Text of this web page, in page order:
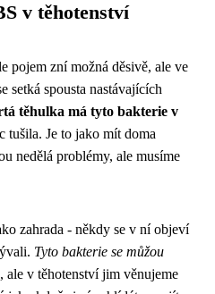
v těhotenství
pojem zní možná děsivě, ale ve
setká spousta nastávajících
těhulka má tyto bakterie v
tušila. Je to jako mít doma
nedělá problémy, ale musíme
zahrada - někdy se v ní objeví
Tyto bakterie se můžou
, ale v těhotenství jim věnujeme